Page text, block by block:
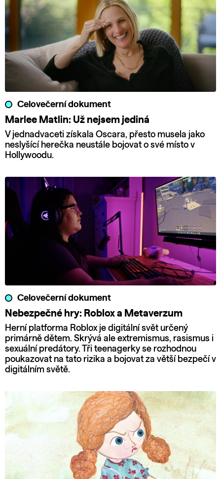
Celovečerní dokument
Marlee Matlin: Už nejsem jediná
V jednadvaceti získala Oscara, přesto musela jako
neslyšící herečka neustále bojovat o své místo v
Hollywoodu.
Celovečerní dokument
Nebezpečné hry: Roblox a Metaverzum
Herní platforma Roblox je digitální svět určený
primárně dětem. Skrývá ale extremismus, rasismus i
sexuální predátory. Tři teenagerky se rozhodnou
poukazovat na tato rizika a bojovat za větší bezpečí v
digitálním světě.